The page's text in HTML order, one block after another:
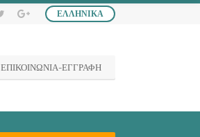
ΕΛΛΗΝΙΚΆ
ΕΠΙΚΟΙΝΩΝΙΑ-ΕΓΓΡΑΦΗ